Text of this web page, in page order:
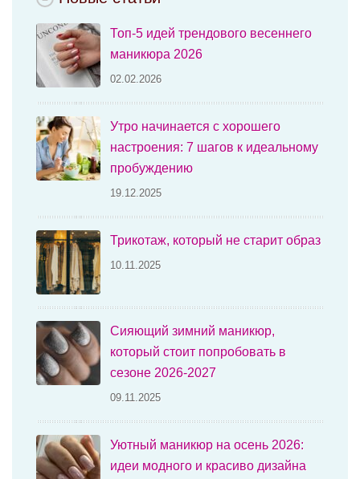
Топ-5 идей трендового весеннего
маникюра 2026
02.02.2026
Утро начинается с хорошего
настроения: 7 шагов к идеальному
пробуждению
19.12.2025
Трикотаж, который не старит образ
10.11.2025
Сияющий зимний маникюр,
который стоит попробовать в
сезоне 2026-2027
09.11.2025
Уютный маникюр на осень 2026:
идеи модного и красиво дизайна